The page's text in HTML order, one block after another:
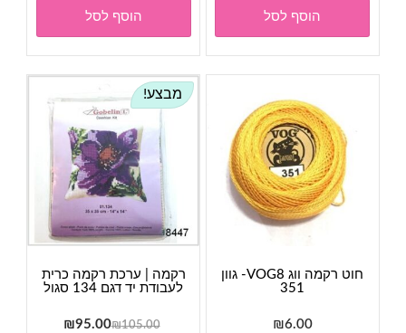
הוסף לסל הוסף לסל
חוט רקמה ווג VOG8- גוון
351
₪6.00
מבצע!
רקמה | ערכת רקמה כרית
לעבודת יד דגם 134 סגול
₪105.00
המחיר₪95.00